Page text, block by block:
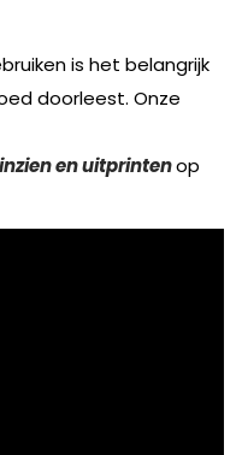
is het belangrijk
doorleest. Onze
en uitprintenop